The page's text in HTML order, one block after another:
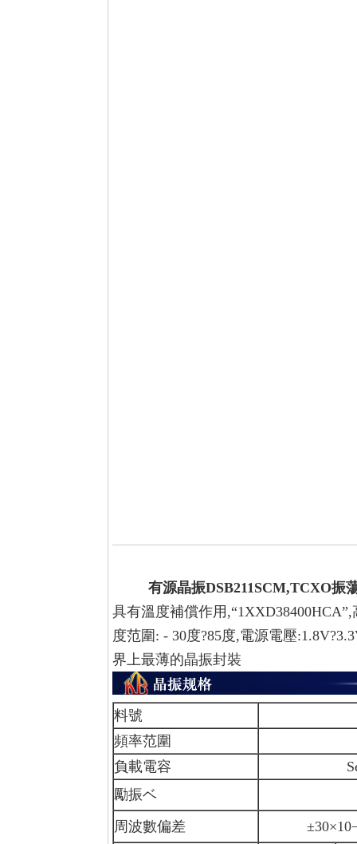
有源晶振DSB211SCM,TCXO振
具有溫度補償作用,“1XXD38400HCA”,
度范圍: - 30度?85度,電源電壓
界上最薄的晶振封裝
料號
頻率范圍
負載電容
Series,
勵振ベ
周波數偏差